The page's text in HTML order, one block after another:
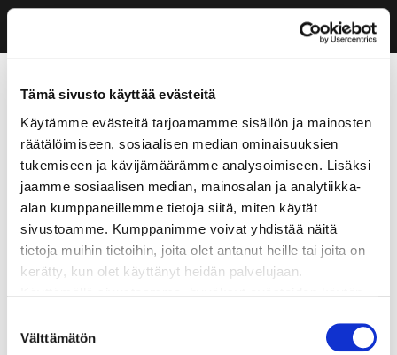
Tämä sivusto käyttää evästeitä
Käytämme evästeitä tarjoamamme sisällön ja mainosten
räätälöimiseen, sosiaalisen median ominaisuuksien
tukemiseen ja kävijämäärämme analysoimiseen. Lisäksi
jaamme sosiaalisen median, mainosalan ja analytiikka-
alan kumppaneillemme tietoja siitä, miten käytät
sivustoamme. Kumppanimme voivat yhdistää näitä
tietoja muihin tietoihin, joita olet antanut heille tai joita on
kerätty, kun olet käyttänyt heidän palvelujaan.
valinta
Välttämätön